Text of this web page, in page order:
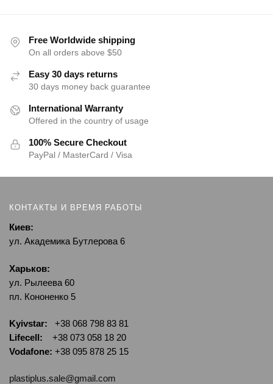
Free Worldwide shipping
On all orders above $50
Easy 30 days returns
30 days money back guarantee
International Warranty
Offered in the country of usage
100% Secure Checkout
PayPal / MasterCard / Visa
КОНТАКТЫ И ВРЕМЯ РАБОТЫ
Киев:
ул. Академика Бутлерова 6
Харьков:
ул. Рылеева 60
пл. Кононенко 5
Kyivstar: +38 068 798 83 81
Lifecell:
+38 073 058 18 20
Vodafone: +38 095 878 25 15
plastiplus.sale@gmail.com